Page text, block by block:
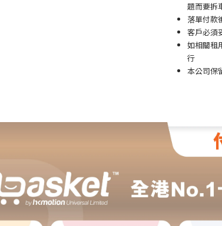
題而要拆
落單付款
客戶必須
如相關租
行
本公司保